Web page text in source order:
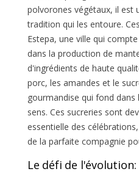
polvorones végétaux, il est
tradition qui les entoure.
Estepa, une ville qui
dans la production de
d'ingrédients de haute
porc, les amandes et le
gourmandise qui fond dans
sens. Ces sucreries sont
essentielle des
de la parfaite compagnie
Le défi de l'évolution: